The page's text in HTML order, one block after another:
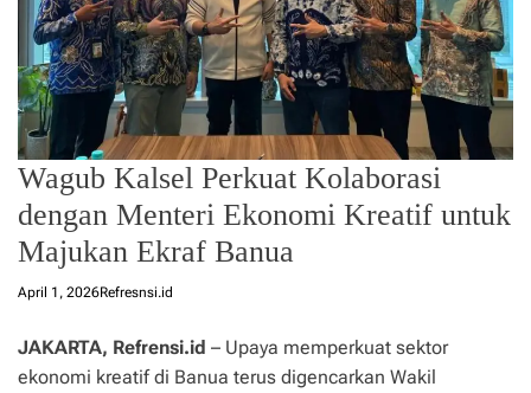
Wagub Kalsel Perkuat Kolaborasi
dengan Menteri Ekonomi Kreatif untuk
Majukan Ekraf Banua
April 1, 2026Refresnsi.id
JAKARTA, Refrensi.id – Upaya memperkuat sektor
ekonomi kreatif di Banua terus digencarkan Wakil